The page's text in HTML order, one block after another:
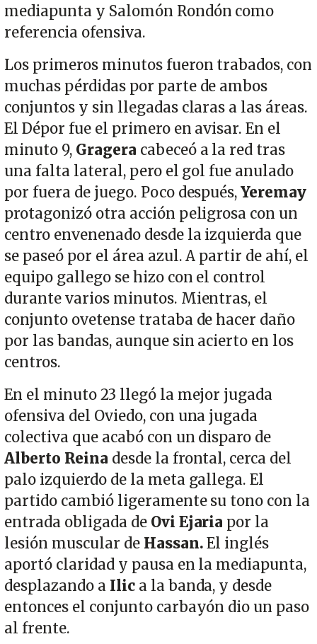
mediapunta y Salomón Rondón como
referencia ofensiva.
Los primeros minutos fueron trabados, con
muchas pérdidas por parte de ambos
conjuntos y sin llegadas claras a las áreas.
El Dépor fue el primero en avisar. En el
minuto 9, Gragera cabeceó a la red tras
una falta lateral, pero el gol fue anulado
por fuera de juego. Poco después,Yeremay
protagonizó otra acción peligrosa con un
centro envenenado desde la izquierda que
se paseó por el área azul. A partir de ahí, el
equipo gallego se hizo con el control
durante varios minutos. Mientras, el
conjunto ovetense trataba de hacer daño
por las bandas, aunque sin acierto en los
centros.
En el minuto 23 llegó la mejor jugada
ofensiva del Oviedo, con una jugada
colectiva que acabó con un disparo de
Alberto Reina desde la frontal, cerca del
palo izquierdo de la meta gallega. El
partido cambió ligeramente su tono con la
entrada obligada de Ovi Ejaria por la
lesión muscular de Hassan.El inglés
aportó claridad y pausa en la mediapunta,
desplazando a Ilica la banda, y desde
entonces el conjunto carbayón dio un paso
al frente.